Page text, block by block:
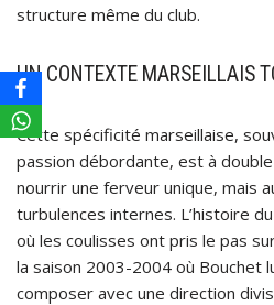
structure même du club.
UN CONTEXTE MARSEILLAIS
Cette spécificité marseillaise,
passion débordante, est à
nourrir une ferveur unique, mais
turbulences internes. L’histoire
où les coulisses ont pris le pas
la saison 2003-2004 où Bouchet
composer avec une direction